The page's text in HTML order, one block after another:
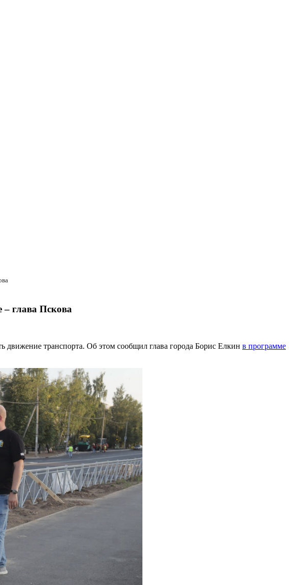
глава Пскова
транспорта. Об этом сообщил глава города Борис Елкин в программе